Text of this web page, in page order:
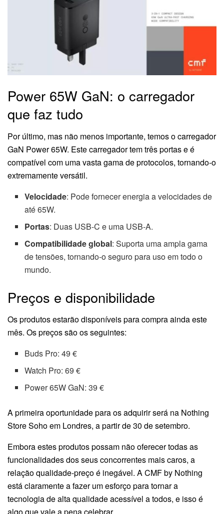
Power 65W GaN: o carregador
que faz tudo
Por último, mas não menos importante, temos o carregador
GaN Power 65W. Este carregador tem três portas e é
compatível com uma vasta gama de protocolos, tornando-o
extremamente versátil.
Velocidade: Pode fornecer energia a velocidades de
até 65W.
Portas: Duas USB-C e uma USB-A.
Compatibilidade global: Suporta uma ampla gama
de tensões, tornando-o seguro para uso em todo o
mundo.
Preços e disponibilidade
Os produtos estarão disponíveis para compra ainda este
mês. Os preços são os seguintes:
Buds Pro: 49 €
Watch Pro: 69 €
Power 65W GaN: 39 €
A primeira oportunidade para os adquirir será na Nothing
Store Soho em Londres, a partir de 30 de setembro.
Embora estes produtos possam não oferecer todas as
funcionalidades dos seus concorrentes mais caros, a
relação qualidade-preço é inegável. A CMF by Nothing
está claramente a fazer um esforço para tornar a
tecnologia de alta qualidade acessível a todos, e isso é